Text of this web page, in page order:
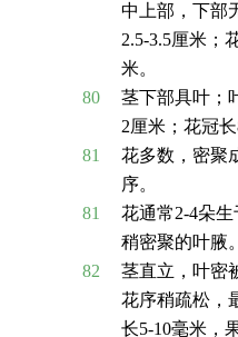
中上部，下部
2.5-3.5厘米；
米。
80
茎下部具叶；
2厘米；花冠长
81
花多数，密聚
序。
81
花通常2-4朵
稍密聚的叶腋。
82
茎直立，叶密
花序稍疏松，
长5-10毫米，